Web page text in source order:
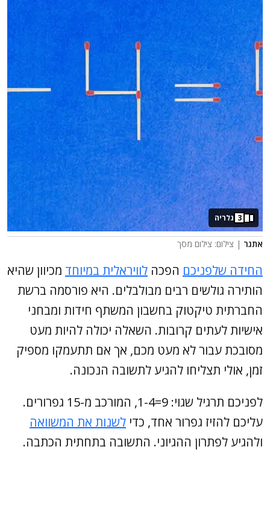
אתגר | צילום: צילום מסך
3 גלריה
החידה שלפניכם הפכה לוויראלית במיוחד מכיוון שהיא
הותירה גולשים רבים מבולבלים. היא פורסמה ברשת
החברתית טיקטוק בחשבון המשתף חידות ומבחני
אישיות לעתים קרובות. השאלה יכולה להיות מעט
מסובכת עבור לא מעט מכם, אך אם תתעמקו מספיק
זמן, אולי תצליחו להגיע לתשובה הנכונה.
לפניכם תרגיל שגוי: 9=1-4, המורכב מ-15 גפרורים.
עליכם להזיז גפרור אחד, כדי לשנות את המשוואה
ולהגיע לפתרון ההגיוני. התשובה בתחתית הכתבה.